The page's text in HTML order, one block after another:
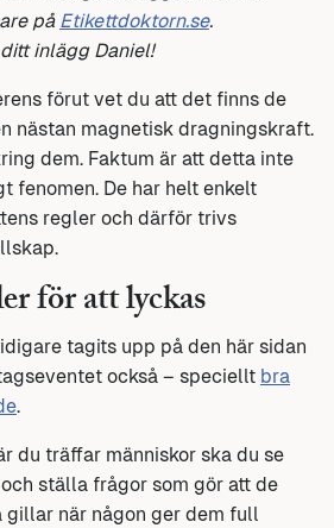
på Etikettdoktorn.se.
inlägg Daniel!
förut vet du att det finns de
nästan magnetisk dragningskraft.
dem. Faktum är att detta inte
fenomen. De har helt enkelt
regler och därför trivs
för att lyckas
tagits upp på den här sidan
också – speciellt bra
.
du träffar människor ska du se
ställa frågor som gör att de
gillar när någon ger dem full